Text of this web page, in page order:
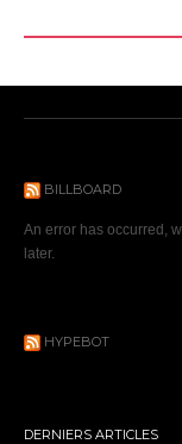
BILLBOARD
An error has occurred,
later.
HYPEBOT
DERNIERS ARTICLES